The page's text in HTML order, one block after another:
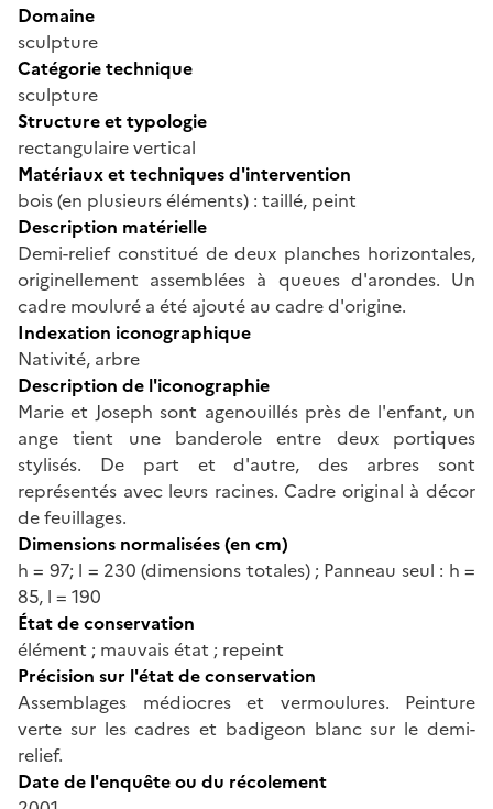
Domaine
sculpture
Catégorie technique
sculpture
Structure et typologie
rectangulaire vertical
Matériaux et techniques d'intervention
bois (en plusieurs éléments) : taillé, peint
Description matérielle
Demi-relief constitué de deux planches horizontales,
originellement assemblées à queues d'arondes. Un
cadre mouluré a été ajouté au cadre d'origine.
Indexation iconographique
Nativité, arbre
Description de l'iconographie
Marie et Joseph sont agenouillés près de l'enfant, un
ange tient une banderole entre deux portiques
stylisés. De part et d'autre, des arbres sont
représentés avec leurs racines. Cadre original à décor
de feuillages.
Dimensions normalisées (en cm)
h = 97; l = 230 (dimensions totales) ; Panneau seul : h =
85, l = 190
État de conservation
élément ; mauvais état ; repeint
Précision sur l'état de conservation
Assemblages médiocres et vermoulures. Peinture
verte sur les cadres et badigeon blanc sur le demi-
relief.
Date de l'enquête ou du récolement